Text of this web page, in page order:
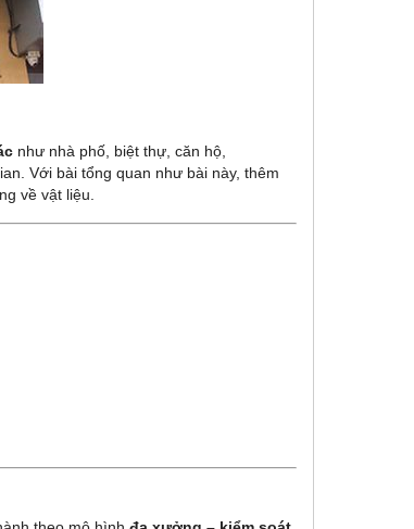
như nhà phố, biệt thự, căn hộ,
Với bài tổng quan như bài này, thêm
về vật liệu.